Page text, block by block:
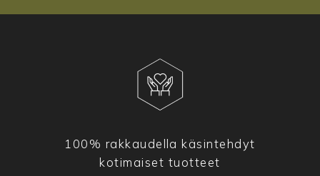
100% rakkaudella käsintehdyt
kotimaiset tuotteet